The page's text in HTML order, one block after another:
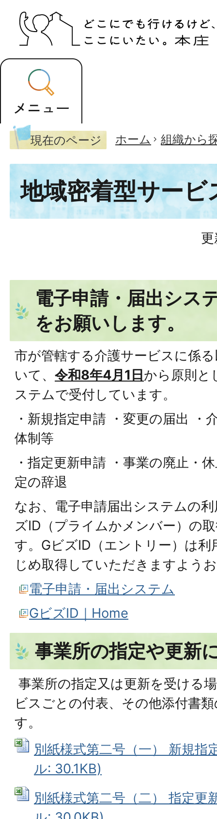
現在のページ ホーム 組織から
地域密着型サービ
電子申請・届出シス
をお願いします。
市が管轄する介護サービスに係
いて、 令和8年4月1日から原則と
ステムで受付しています。
・新規指定申請 ・変更の届出 ・
体制等
・指定更新申請 ・事業の廃止・
定の辞退
なお、電子申請届出システムの
ズID（プライムかメンバー）の
す。GビズID（エントリー）は
じめ取得していただきますよう
電子申請・届出システム
GビズID｜Home
事業所の指定や更新
事業所の指定又は更新を受ける
ビスごとの付表、その他添付書
す。
別紙様式第二号（一） 新規指
ル: 30.1KB)
別紙様式第二号（二） 指定更